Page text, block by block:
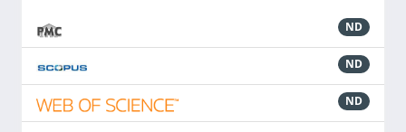
ND
ND
ND